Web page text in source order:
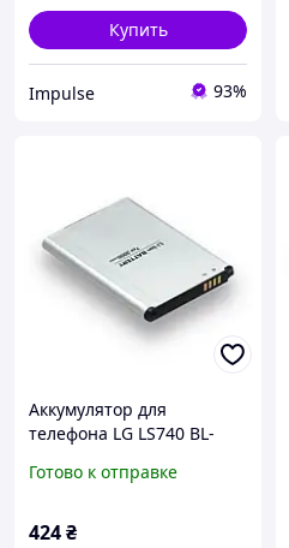
Купить
Impulse 93%
Аккумулятор для
телефона LG LS740 BL-
аккумуляторная батарея
impulse
Готово к отправке
424₴